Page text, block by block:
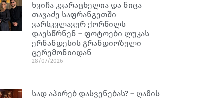
ხვიჩა კვარაცხელია და ნიცა
თავაძე საფრანგეთში
ვარსკვლავურ ქორწილს
დაესწრნენ – ფოტოები ლუკას
ერნანდესის გრანდიოზული
ცერემონიიდან
28/07/2026
სად აპირებ დასვენებას? – ღამის